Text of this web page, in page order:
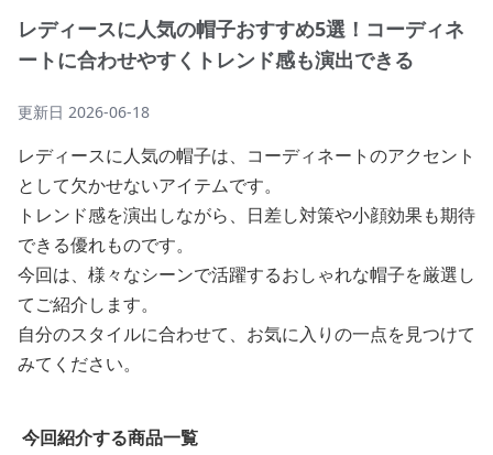
レディースに人気の帽子おすすめ5選！コーディネ
ートに合わせやすくトレンド感も演出できる
更新日 2026-06-18
レディースに人気の帽子は、コーディネートのアクセント
として欠かせないアイテムです。
トレンド感を演出しながら、日差し対策や小顔効果も期待
できる優れものです。
今回は、様々なシーンで活躍するおしゃれな帽子を厳選し
てご紹介します。
自分のスタイルに合わせて、お気に入りの一点を見つけて
みてください。
今回紹介する商品一覧